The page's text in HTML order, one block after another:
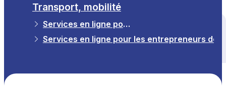
Tous les thèmes
Transport, mobilité
Services en ligne pour vous aider à entreprendre
Services en ligne pour les entrepreneurs de